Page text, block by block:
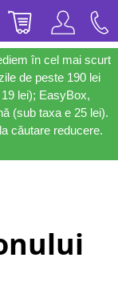
în cel mai scurt
de peste 190 lei
lei); EasyBox,
(sub taxa e 25 lei).
căutare reducere.